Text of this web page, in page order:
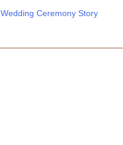
Wedding Ceremony Story